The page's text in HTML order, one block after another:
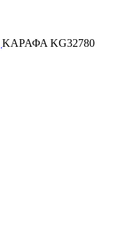
ΚΑΡΑΦΑ KG32780